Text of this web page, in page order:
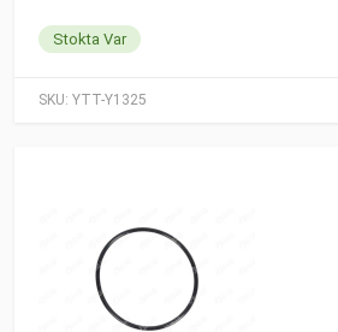
SKU: YTT-Y1325
Stokta Var